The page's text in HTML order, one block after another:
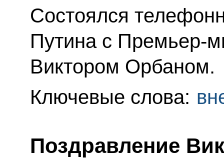
Состоялся
Путина с Премьер-
Виктором Орбаном.
Ключевые слова:
Поздравление